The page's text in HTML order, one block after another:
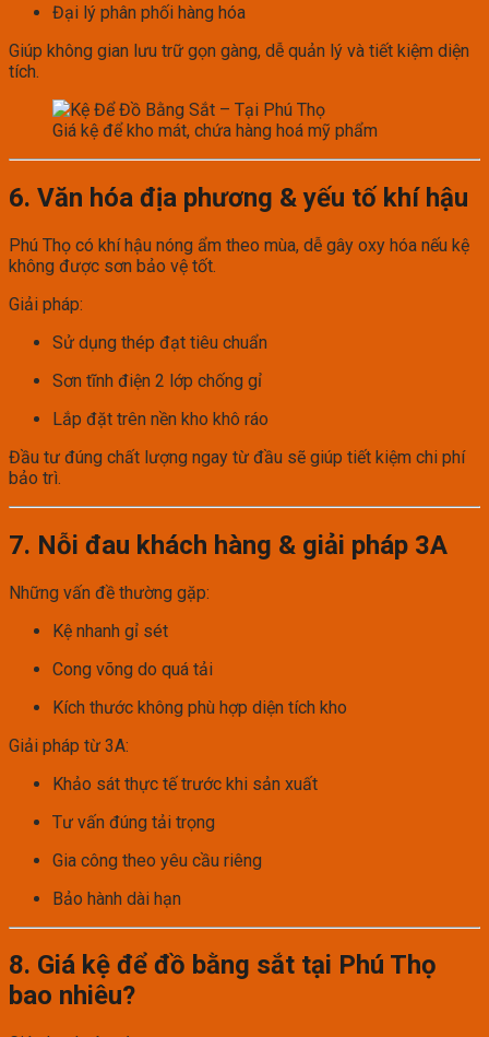
Đại lý phân phối hàng hóa
Giúp không gian lưu trữ gọn gàng, dễ quản lý và tiết kiệm diện
tích.
Giá kệ để kho mát, chứa hàng hoá mỹ phẩm
6. Văn hóa địa phương & yếu tố khí hậu
Phú Thọ có khí hậu nóng ẩm theo mùa, dễ gây oxy hóa nếu kệ
không được sơn bảo vệ tốt.
Giải pháp:
Sử dụng thép đạt tiêu chuẩn
Sơn tĩnh điện 2 lớp chống gỉ
Lắp đặt trên nền kho khô ráo
Đầu tư đúng chất lượng ngay từ đầu sẽ giúp tiết kiệm chi phí
bảo trì.
7. Nỗi đau khách hàng & giải pháp 3A
Những vấn đề thường gặp:
Kệ nhanh gỉ sét
Cong võng do quá tải
Kích thước không phù hợp diện tích kho
Giải pháp từ 3A:
Khảo sát thực tế trước khi sản xuất
Tư vấn đúng tải trọng
Gia công theo yêu cầu riêng
Bảo hành dài hạn
8. Giá kệ để đồ bằng sắt tại Phú Thọ
bao nhiêu?